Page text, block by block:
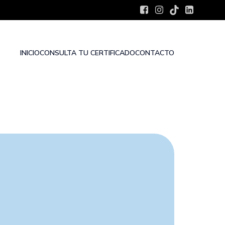
INICIOCONSULTA TU CERTIFICADOCONTACTO